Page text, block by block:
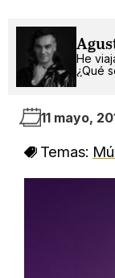
He
¿Qué
11 mayo,
Temas: